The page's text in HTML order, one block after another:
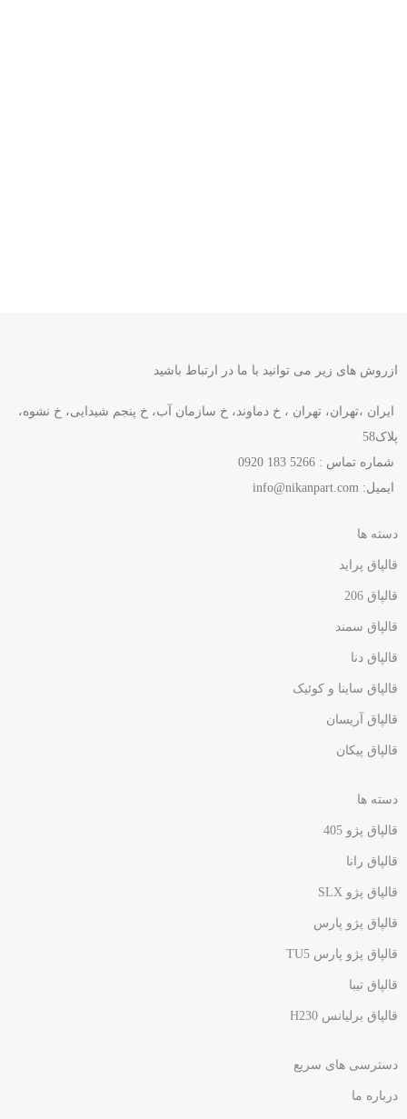
ازروش های زیر می توانید با ما در ارتباط باشید
ایران ،تهران، تهران ، خ دماوند، خ سازمان آب، خ پنجم شیدایی، خ نشوه،
پلاک58
شماره تماس : 5266 183 0920
ایمیل: info@nikanpart.com
دسته ها
قالپاق پراید
قالپاق 206
قالپاق سمند
قالپاق دنا
قالپاق ساینا و کوئیک
قالپاق آریسان
قالپاق پیکان
دسته ها
قالپاق پژو 405
قالپاق رانا
قالپاق پژو SLX
قالپاق پژو پارس
قالپاق پژو پارس TU5
قالپاق تیبا
قالپاق برلیانس H230​
دسترسی های سریع
درباره ما